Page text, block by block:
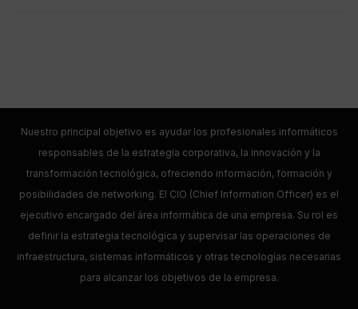
Nuestro principal objetivo es ayudar los profesionales informáticos
responsables de la estrategia corporativa, la innovación y la
transformación tecnológica, ofreciendo información, formación y
posibilidades de networking. El CIO (Chief Information Officer) es el
ejecutivo encargado del área informática de una empresa. Su rol es
definir la estrategia tecnológica y supervisar las operaciones de
infraestructura, sistemas informáticos y otras tecnologías necesarias
para alcanzar los objetivos de la empresa.